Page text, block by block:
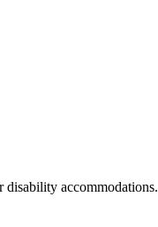
disability accommodations.